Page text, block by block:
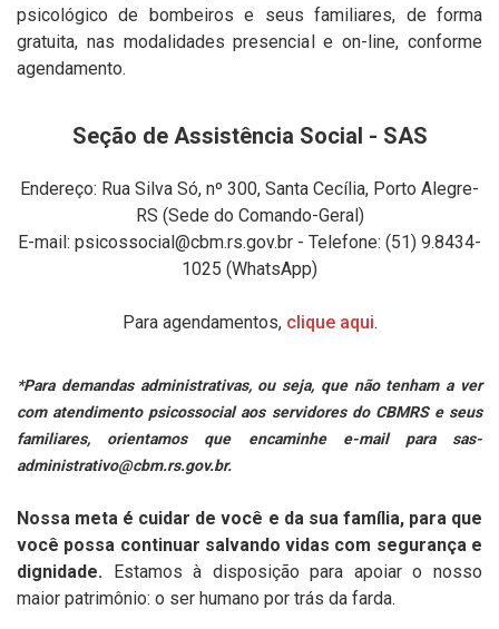
psicológico de bombeiros e seus familiares, de forma
gratuita, nas modalidades presencial e on-line, conforme
agendamento.
Seção de Assistência Social - SAS
Endereço: Rua Silva Só, nº 300, Santa Cecília, Porto Alegre-
RS (Sede do Comando-Geral)
E-mail: psicossocial@cbm.rs.gov.br - Telefone: (51) 9.8434-
1025 (WhatsApp)
Para agendamentos, clique aqui.
*Para demandas administrativas, ou seja, que não tenham a ver
com atendimento psicossocial aos servidores do CBMRS e seus
familiares, orientamos que encaminhe e-mail para sas-
administrativo@cbm.rs.gov.br.
Nossa meta é cuidar de você e da sua família, para que
você possa continuar salvando vidas com segurança e
dignidade. Estamos à disposição para apoiar o nosso
maior patrimônio: o ser humano por trás da farda.